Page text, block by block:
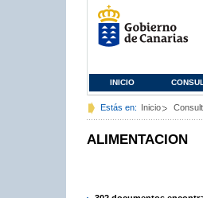
INICIO
Estás en: Inicio
ALIMENTACION